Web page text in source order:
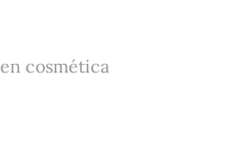
cosmética